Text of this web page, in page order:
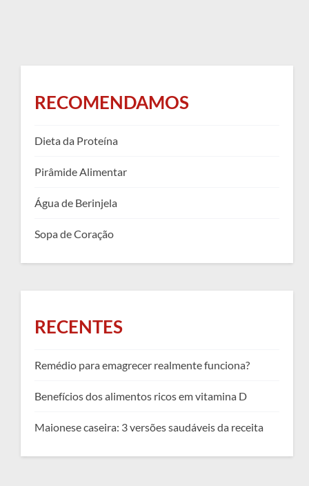
RECOMENDAMOS
Dieta da Proteína
Pirâmide Alimentar
Água de Berinjela
Sopa de Coração
RECENTES
Remédio para emagrecer realmente funciona?
Benefícios dos alimentos ricos em vitamina D
Maionese caseira: 3 versões saudáveis da receita